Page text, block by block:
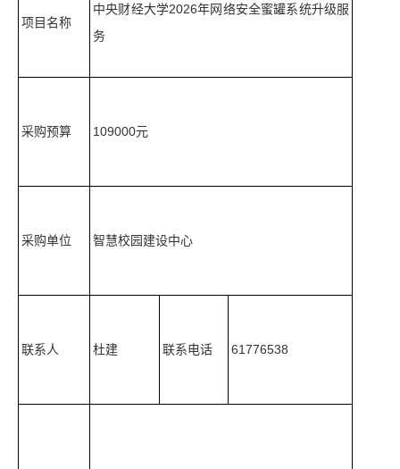
项目名称
中央财经大学2026年网络安全蜜罐系统升级服
务
采购预算 109000元
采购单位 智慧校园建设中心
联系人 杜建 联系电话 61776538